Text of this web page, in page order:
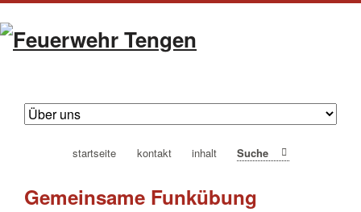
navigation
startseite kontakt inhalt
Gemeinsame Funkübung